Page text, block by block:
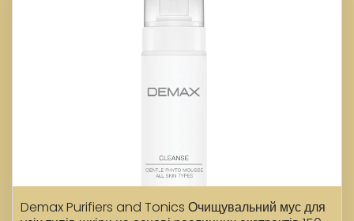
Demax Purifiers and Tonics Очищувальний мус для